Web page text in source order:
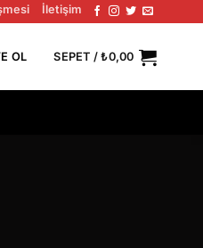
İletişim
OL SEPET /₺0,00